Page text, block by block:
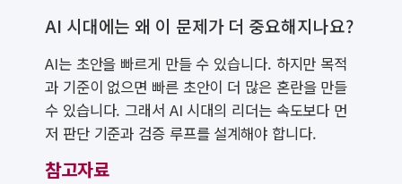
AI 시대에는 왜 이 문제가 더 중요해지나요?
AI는 초안을 빠르게 만들 수 있습니다. 하지만 목적
과 기준이 없으면 빠른 초안이 더 많은 혼란을 만들
수 있습니다. 그래서 AI 시대의 리더는 속도보다 먼
저 판단 기준과 검증 루프를 설계해야 합니다.
참고자료